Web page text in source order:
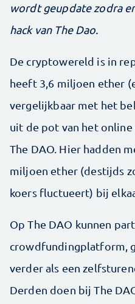
wordt geupdate zodra
hack van The Dao.
De cryptowereld is in
heeft 3,6 miljoen ether
vergelijkbaar met het
uit de pot van het
The DAO. Hier hadden
miljoen ether (destijds
koers fluctueert) bij
Op The DAO kunnen
crowdfundingplatform,
verder als een
Derden doen bij The